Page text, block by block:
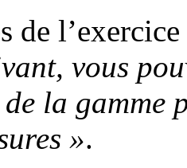
de
vous
la gamme
».